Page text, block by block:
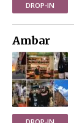
DROP-IN
Ambar